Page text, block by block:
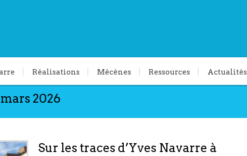
Réalisations Mécènes Ressources Actualités
2026
Sur les traces d’Yves Navarre à